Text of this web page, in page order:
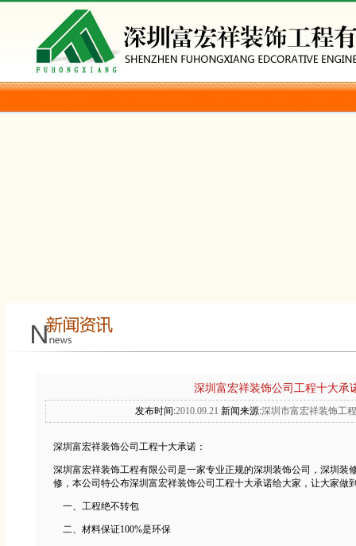
深圳富宏祥装饰公司工程十大承
发布时间:2010.09.21 新闻来源:深圳市富宏祥装饰工
深圳 富宏祥装饰公司工程十大承诺：
深圳富宏祥装饰工程有限公司是一家专业正规的深圳装饰公司 ，深圳装
修，本公司特公布深圳富宏祥装饰公司工程十大承诺给大家，让大家做
一、工程绝不转包
二、材料保证100%是环保